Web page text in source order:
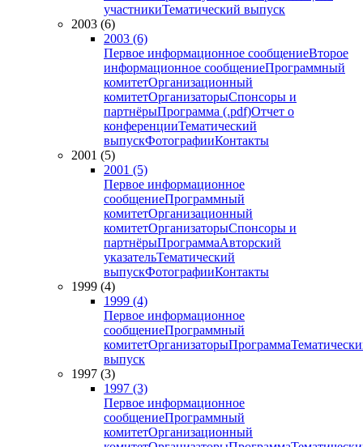
участникиТематический выпуск
2003 (6)
2003 (6)
Первое информационное сообщениеВторое
информационное сообщениеПрограммный
комитетОрганизационный
комитетОрганизаторыСпонсоры и
партнёрыПрограмма (.pdf)Отчет о
конференцииТематический
выпускФотографииКонтакты
2001 (5)
2001 (5)
Первое информационное
сообщениеПрограммный
комитетОрганизационный
комитетОрганизаторыСпонсоры и
партнёрыПрограммаАвторский
указательТематический
выпускФотографииКонтакты
1999 (4)
1999 (4)
Первое информационное
сообщениеПрограммный
комитетОрганизаторыПрограмма
выпуск
1997 (3)
1997 (3)
Первое информационное
сообщениеПрограммный
комитетОрганизационный